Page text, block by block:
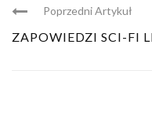
Poprzedni Artykuł
ZAPOWIEDZI SCI-FI